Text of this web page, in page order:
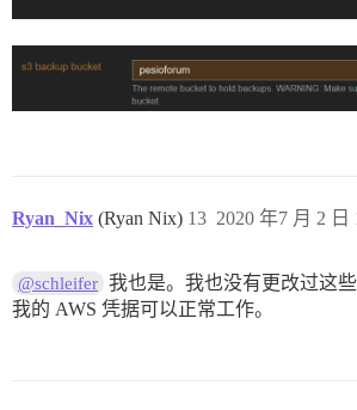
Ryan_Nix (Ryan Nix) 2020 年7 月 2 日
13
@schleifer 我也是。我也没有更改过这
我的 AWS 凭据可以正常工作。